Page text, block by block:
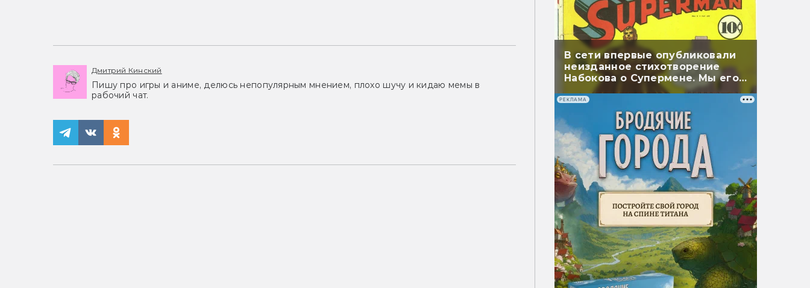
Дмитрий Кинский
Пишу про игры и аниме, делюсь непопулярным мнением, плохо шучу и кидаю мемы в
рабочий чат.
В сети впервые опубликовали
неизданное стихотворение
Набокова о Супермене. Мы его
перевели
РЕКЛАМА